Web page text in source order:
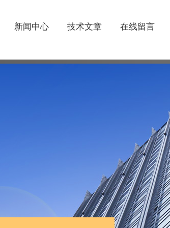
新闻中心 技术文章 在线留言